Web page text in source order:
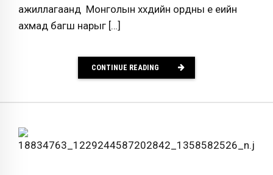
ажиллагаанд Монголын хүүхдийн ордны үе үеийн
ахмад багш нарыг […]
CONTINUE READING